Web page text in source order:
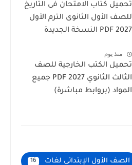
تحميل كتاب الامتحان فى التاريخ
للصف الأول الثانوى الترم الأول
2027 PDF النسخة الجديدة
منذ يوم
تحميل الكتب الخارجية للصف
الثالث الثانوي 2027 PDF جميع
المواد (بروابط مباشرة)
الصف الأول الإبتدائى لغات 16